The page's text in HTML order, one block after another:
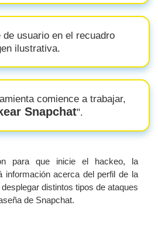
de usuario en el recuadro
ilustrativa.
comience a trabajar,
Snapchat".
para que inicie el hackeo, la
información acerca del perfil de la
distintos tipos de ataques
de Snapchat.